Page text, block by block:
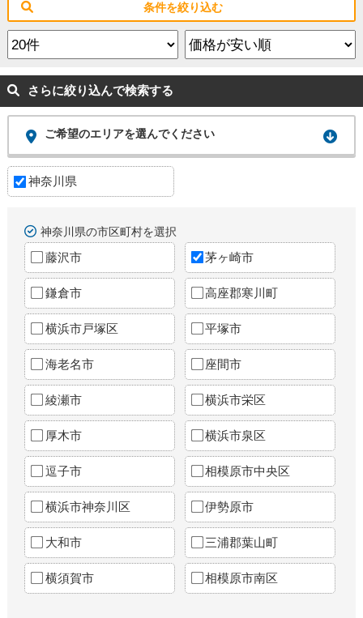
条件を絞り込む
さらに絞り込んで検索する
ご希望のエリアを選んでください
神奈川県
神奈川県の市区町村を選択
藤沢市 茅ヶ崎市
鎌倉市 高座郡寒川町
横浜市戸塚区 平塚市
海老名市 座間市
綾瀬市 横浜市栄区
厚木市 横浜市泉区
逗子市 相模原市中央区
横浜市神奈川区 伊勢原市
大和市 三浦郡葉山町
横須賀市 相模原市南区